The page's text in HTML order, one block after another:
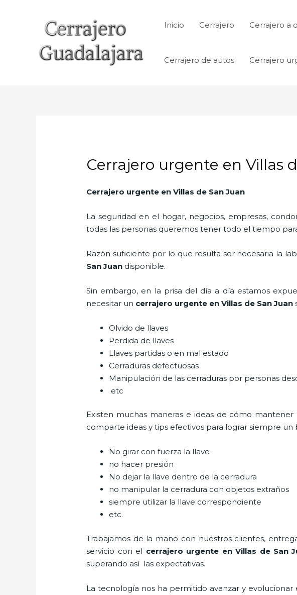
Inicio Cerrajero Cerrajero a
Cerrajero de autos Cerrajero
Cerrajero urgente en Villas
Cerrajero urgente en Villas de San Juan
La seguridad en el hogar, negocios, empresas,
todas las personas queremos tener todo el tiempo
Razón suficiente por lo que resulta ser necesaria la
San Juan disponible.
Sin embargo, en la prisa del día a día estamos
necesitar un cerrajero urgente en Villas de San Juan
Olvido de llaves
Perdida de llaves
Llaves partidas o en mal estado
Cerraduras defectuosas
Manipulación de las cerraduras por personas
etc
Existen muchas maneras e ideas de cómo
comparte ideas y tips efectivos para lograr siempre
No girar con fuerza la llave
no hacer presión
No dejar la llave dentro de la cerradura
no manipular la cerradura con objetos extraños
siempre utilizar la llave correspondiente
etc.
Trabajamos de la mano con nuestros clientes,
servicio con el cerrajero urgente en Villas de San
superando así las expectativas.
La tecnología nos ha permitido avanzar y